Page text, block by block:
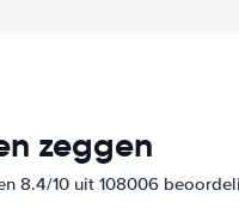
zeggen
8.4/10 uit 108006